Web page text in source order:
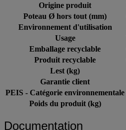
Origine produit
Poteau Ø hors tout (mm)
Environnement d'utilisation
Usage
Emballage recyclable
Produit recyclable
Lest (kg)
Garantie client
PEIS - Catégorie environnementale
Poids du produit (kg)
Documentation